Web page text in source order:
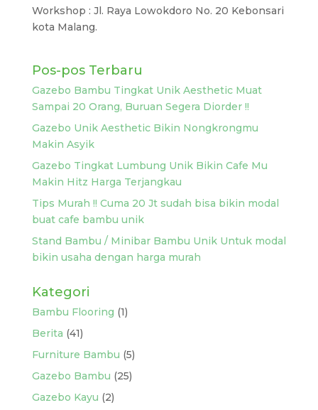
Workshop : Jl. Raya Lowokdoro No. 20 Kebonsari
kota Malang.
Pos-pos Terbaru
Gazebo Bambu Tingkat Unik Aesthetic Muat
Sampai 20 Orang, Buruan Segera Diorder !!
Gazebo Unik Aesthetic Bikin Nongkrongmu
Makin Asyik
Gazebo Tingkat Lumbung Unik Bikin Cafe Mu
Makin Hitz Harga Terjangkau
Tips Murah !! Cuma 20 Jt sudah bisa bikin modal
buat cafe bambu unik
Stand Bambu / Minibar Bambu Unik Untuk modal
bikin usaha dengan harga murah
Kategori
Bambu Flooring (1)
Berita (41)
Furniture Bambu (5)
Gazebo Bambu (25)
Gazebo Kayu (2)